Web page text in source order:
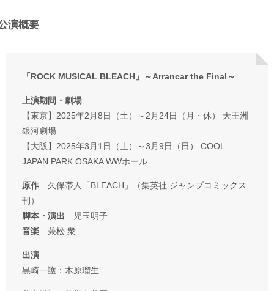
演概要
「ROCK MUSICAL BLEACH」～Arrancar the Final～
上演期間・劇場
【東京】2025年2月8日（土）～2月24日（月・休） 天王洲
銀河劇場
【大阪】2025年3月1日（土）～3月9日（日） COOL
JAPAN PARK OSAKA WWホール
原作久保帯人「BLEACH」（集英社 ジャンプコミックス
刊）
脚本・演出 児玉明子
音楽兼松 衆
出演
黒崎一護：木原瑠生